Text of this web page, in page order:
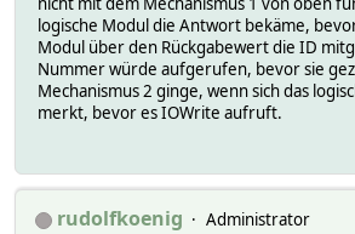
logische Modul die Antwort bekäme,
Modul über den Rückgabewert die ID
Nummer würde aufgerufen, bevor sie
Mechanismus 2 ginge, wenn sich das
merkt, bevor es IOWrite aufruft.
rudolfkoenig
Administrator